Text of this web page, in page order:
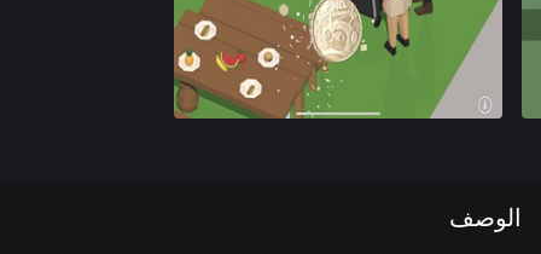
الوصف